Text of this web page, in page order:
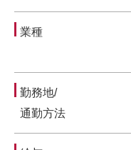
業種
勤務地/
通勤方法